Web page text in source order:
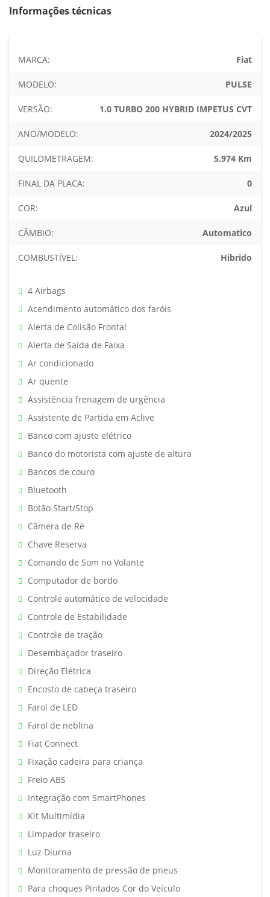
Informações técnicas
MARCA: Fiat
MODELO: PULSE
VERSÃO: 1.0 TURBO 200 HYBRID IMPETUS CVT
ANO/MODELO: 2024/2025
QUILOMETRAGEM: 5.974 Km
FINAL DA PLACA: 0
COR: Azul
CÂMBIO: Automatico
COMBUSTÍVEL: Hibrido
4 Airbags
Acendimento automático dos faróis
Alerta de Colisão Frontal
Alerta de Saída de Faixa
Ar condicionado
Ar quente
Assistência frenagem de urgência
Assistente de Partida em Aclive
Banco com ajuste elétrico
Banco do motorista com ajuste de altura
Bancos de couro
Bluetooth
Botão Start/Stop
Câmera de Ré
Chave Reserva
Comando de Som no Volante
Computador de bordo
Controle automático de velocidade
Controle de Estabilidade
Controle de tração
Desembaçador traseiro
Direção Elétrica
Encosto de cabeça traseiro
Farol de LED
Farol de neblina
Fiat Connect
Fixação cadeira para criança
Freio ABS
Integração com SmartPhones
Kit Multimídia
Limpador traseiro
Luz Diurna
Monitoramento de pressão de pneus
Para choques Pintados Cor do Veículo